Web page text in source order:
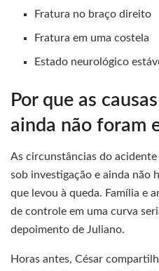
Fratura no braço direito
Fratura em uma costela
Estado neurológico
Por que as
ainda não foram
As circunstâncias do
sob investigação e ainda não
que levou à queda. Família e
de controle em uma curva
depoimento de Juliano.
Horas antes, César